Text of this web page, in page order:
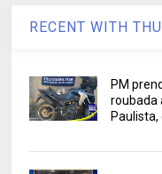
RECENT WITH
PM
roubada
Paulista,